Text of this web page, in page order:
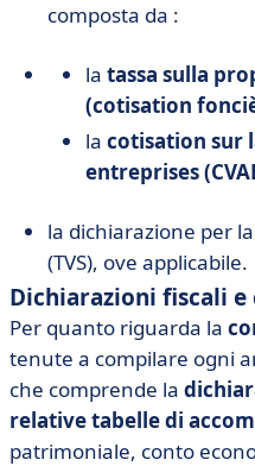
composta da :
la tassa sulla
(cotisation
la cotisation sur
entreprises
la dichiarazione per
(TVS), ove applicabile.
Dichiarazioni fiscali
Per quanto riguarda la
tenute a compilare ogni
che comprende la
relative tabelle di
patrimoniale, conto